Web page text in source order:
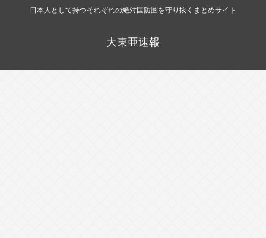
日本人として持つそれぞれの絶対国防圏を守り抜くまとめサイト
大東亜速報